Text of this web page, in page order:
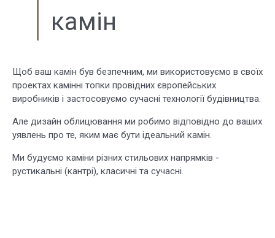
камін
Щоб ваш камін був безпечним, ми використовуємо в своїх
проектах камінні топки провідних європейських
виробників і застосовуємо сучасні технології будівництва.
Але дизайн облицювання ми робимо відповідно до ваших
уявлень про те, яким має бути ідеальний камін.
Ми будуємо каміни різних стильових напрямків -
рустикальні (кантрі), класичні та сучасні.